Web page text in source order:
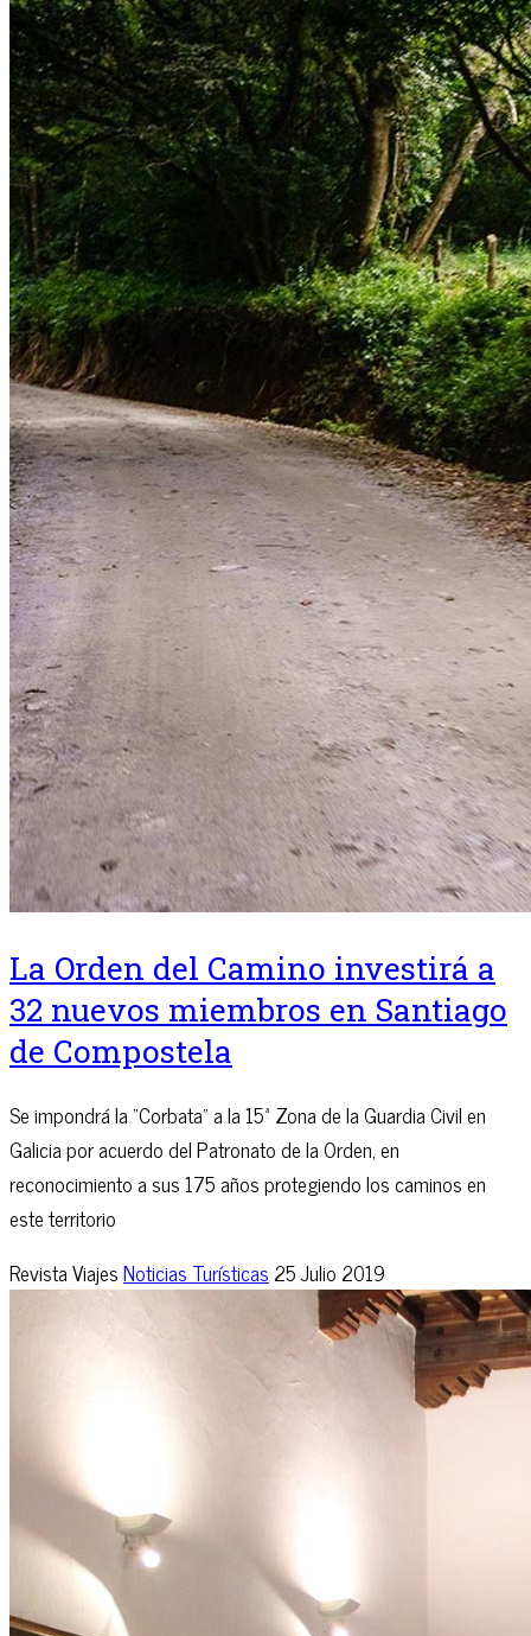
La Orden del Camino investirá a
32 nuevos miembros en Santiago
de Compostela
Se impondrá la “Corbata” a la 15ª Zona de la Guardia Civil en
Galicia por acuerdo del Patronato de la Orden, en
reconocimiento a sus 175 años protegiendo los caminos en
este territorio
Revista ViajesNoticias Turísticas 25 Julio 2019